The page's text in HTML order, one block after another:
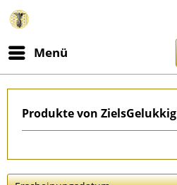
Menü
Produkte von ZielsGelukkig